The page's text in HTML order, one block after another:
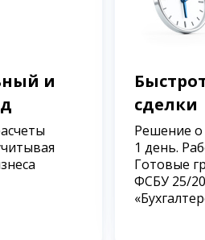
и
сделки
Решение
1 день.
Готовые
ФСБУ 25/